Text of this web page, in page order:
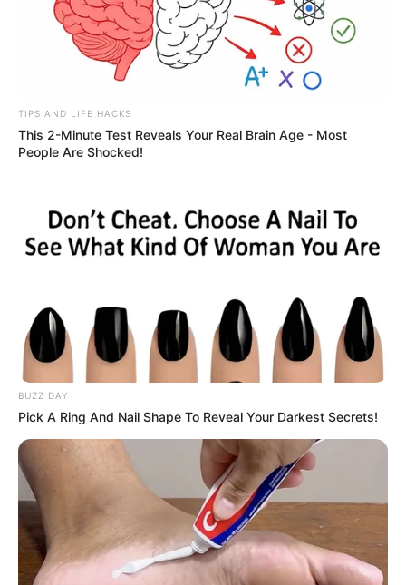
TIPS AND LIFE HACKS
This 2-Minute Test Reveals Your Real Brain Age - Most
People Are Shocked!
BUZZ DAY
Pick A Ring And Nail Shape To Reveal Your Darkest Secrets!